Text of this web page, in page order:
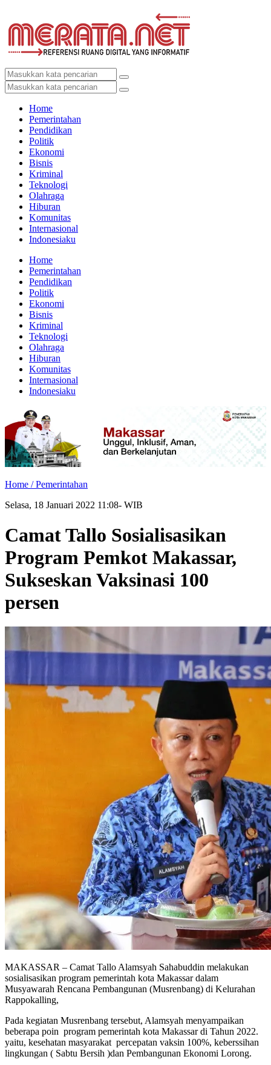
Home
Pemerintahan
Pendidikan
Politik
Ekonomi
Bisnis
Kriminal
Teknologi
Olahraga
Hiburan
Komunitas
Internasional
Indonesiaku
Home
Pemerintahan
Pendidikan
Politik
Ekonomi
Bisnis
Kriminal
Teknologi
Olahraga
Hiburan
Komunitas
Internasional
Indonesiaku
Home /Pemerintahan
Selasa, 18 Januari 2022 11:08- WIB
Camat Tallo Sosialisasikan
Program Pemkot Makassar,
Sukseskan Vaksinasi 100
persen
MAKASSAR – Camat Tallo Alamsyah Sahabuddin melakukan
sosialisasikan program pemerintah kota Makassar dalam
Musyawarah Rencana Pembangunan (Musrenbang) di Kelurahan
Rappokalling,
Pada kegiatan Musrenbang tersebut, Alamsyah menyampaikan
beberapa poin program pemerintah kota Makassar di Tahun 2022.
yaitu, kesehatan masyarakat percepatan vaksin 100%, keberssihan
lingkungan ( Sabtu Bersih )dan Pembangunan Ekonomi Lorong.